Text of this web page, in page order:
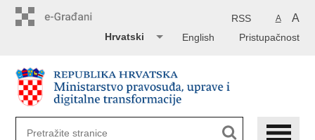
A A
RSS
Pristupačnost
English
Hrvatski